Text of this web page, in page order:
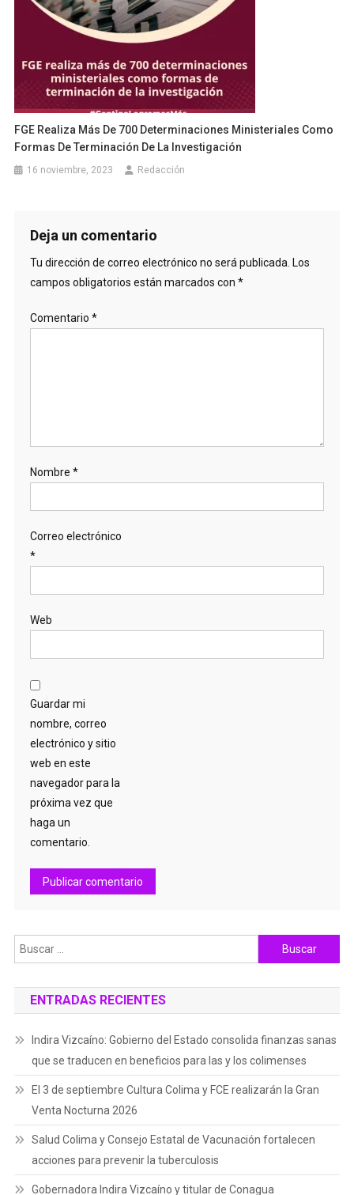
FGE Realiza Más De 700 Determinaciones Ministeriales Como
Formas De Terminación De La Investigación
16 noviembre, 2023 Redacción
Deja un comentario
Tu dirección de correo electrónico no será publicada. Los
campos obligatorios están marcados con *
Comentario *
Nombre *
Correo electrónico
*
Web
Guardar mi
nombre, correo
electrónico y sitio
web en este
navegador para la
próxima vez que
haga un
comentario.
Buscar:
ENTRADAS RECIENTES
Indira Vizcaíno: Gobierno del Estado consolida finanzas sanas
que se traducen en beneficios para las y los colimenses
El 3 de septiembre Cultura Colima y FCE realizarán la Gran
Venta Nocturna 2026
Salud Colima y Consejo Estatal de Vacunación fortalecen
acciones para prevenir la tuberculosis
Gobernadora Indira Vizcaíno y titular de Conagua